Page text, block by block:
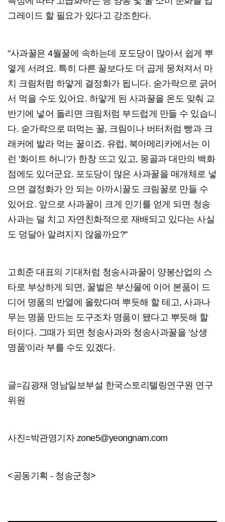
그레이드 할 필요가 있다고 강조한다.
"사과꿀은 4월꿀에 속하는데 포도당이 많아서 쉽게 뿌
옇게 서려요. 특히 다른 꿀보다도 더 곱게 뭉쳐져서 마
치 크림처럼 하얗게 결정화가 됩니다. 숟가락으로 긁어
서 먹을 수도 있어요. 하얗게 된 사과꿀을 온도 맞춰 교
반기에 넣어 돌리면 크림처럼 부드럽게 만들 수 있습니
다. 숟가락으로 떠먹는 꿀, 크림이나 버터처럼 빵과 크
래커에 발라 먹는 꿀이죠. 유럽, 북아메리카에서는 이
런 '화이트 허니'가 한창 뜨고 있고, 몽골과 대만의 백화
점에도 있더군요. 포도당이 많은 사과꿀을 매개체로 넣
으면 결정화가 안 되는 아까시꿀도 크림꿀로 만들 수
있어요. 앞으로 사과꿀이 크게 인기를 얻게 되면 청송
사과는 덜 치고 자연친화적으로 재배되고 있다는 사실
도 덩달아 알려지지 않을까요?"
고희준 대표의 기대처럼 청송사과꿀이 양봉산업의 스
타로 부상하게 되면, 꿀벌은 부산물에 이어 본품이 드
디어 명품의 반열에 올랐다며 뿌듯해 할 테고, 사과나
무는 명품 만드는 도구조차 명품이 됐다고 뿌듯해 할
터이다. 그때가 되면 청송사과와 청송사과꿀을 '상생
명품'이라 부를 수도 있겠다.
글=김광재 영남일보부설 한국스토리텔링연구원 연구
위원
사진=박관영기자 zone5@yeongnam.com
<공동기획 - 청송군청>